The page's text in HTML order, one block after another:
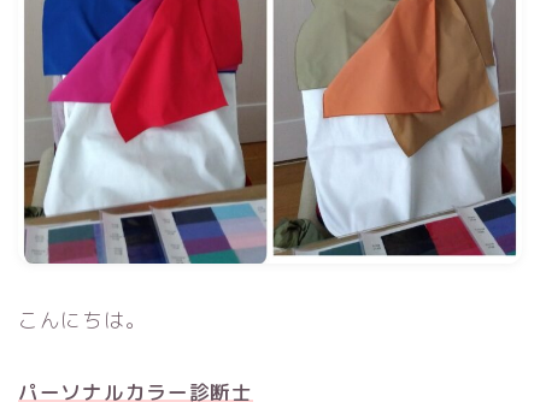
こんにちは。
パーソナルカラー診断士